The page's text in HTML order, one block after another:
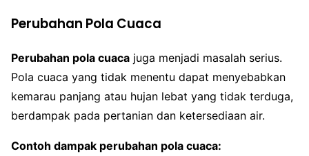
Perubahan Pola Cuaca
Perubahan pola cuaca juga menjadi masalah serius.
Pola cuaca yang tidak menentu dapat menyebabkan
kemarau panjang atau hujan lebat yang tidak terduga,
berdampak pada pertanian dan ketersediaan air.
Contoh dampak perubahan pola cuaca: